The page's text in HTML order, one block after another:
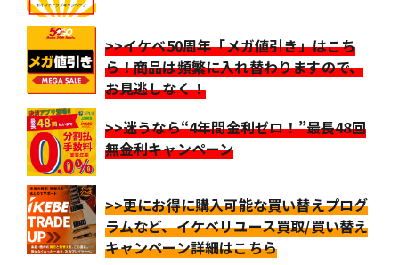
>>イケベ50周年「メガ値引き」はこち
ら！商品は頻繁に入れ替わりますので、
お見逃しなく！
>>迷うなら“4年間金利ゼロ！”最長48回
無金利キャンペーン
>>更にお得に購入可能な買い替えプログ
ラムなど、イケベリユース買取/買い替え
キャンペーン詳細はこちら